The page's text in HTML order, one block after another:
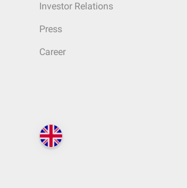
Investor Relations
Press
Career